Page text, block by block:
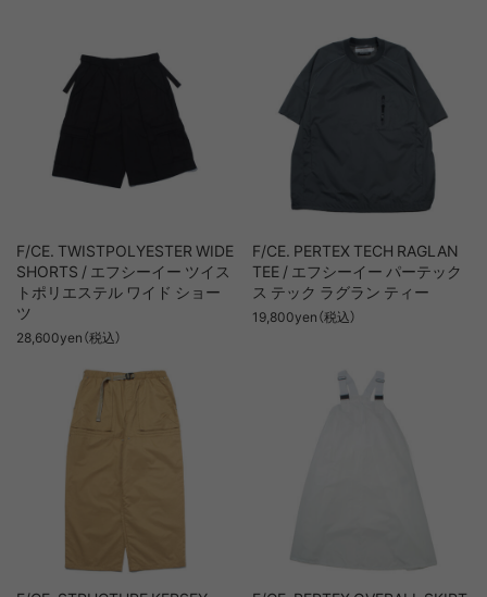
F/CE. TWISTPOLYESTER WIDE
SHORTS / エフシーイー ツイス
トポリエステル ワイド ショー
ツ
28,600yen（税込）
F/CE. PERTEX TECH RAGLAN
TEE / エフシーイー パーテック
ス テック ラグラン ティー
19,800yen（税込）